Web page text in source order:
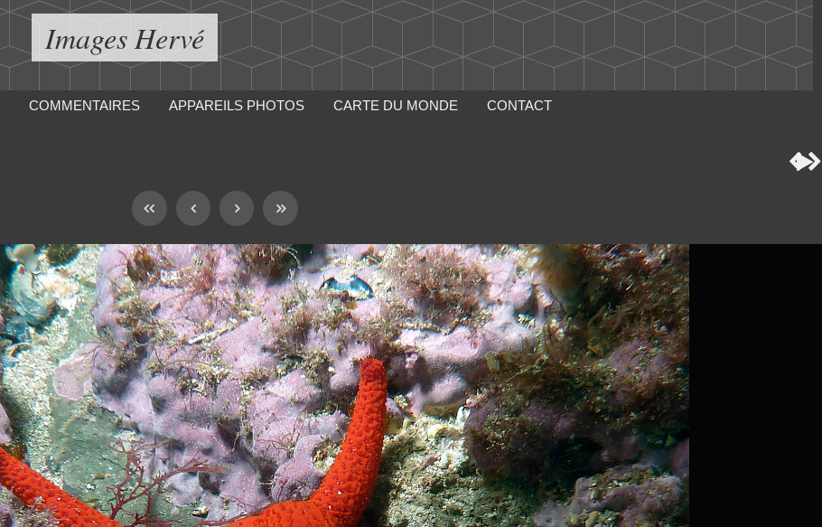
Images Hervé
COMMENTAIRES APPAREILS PHOTOS CARTE DU MONDE CONTACT
